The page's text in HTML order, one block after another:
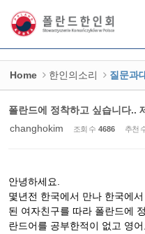
Home 한인의소리 질문과
폴란드에 정착하고 싶습니다..
changhokim
조회 수 4686 추천
안녕하세요.
몇년전 한국에서 만나 한국에
된 여자친구를 따라 폴란드에
란드어를 공부한적이 없고 영